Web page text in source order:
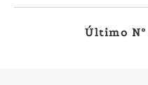
Último